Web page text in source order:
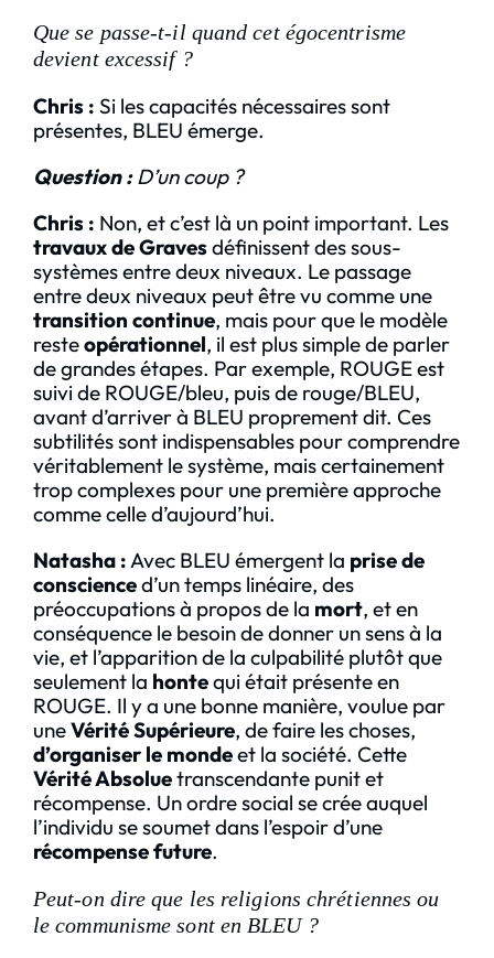
Que se passe-t-il quand cet égocentrisme
devient excessif ?
Chris : Si les capacités nécessaires sont
présentes, BLEU émerge.
Question :D’un coup ?
Chris : Non, et c’est là un point important. Les
travaux de Gravesdéfinissent des sous-
systèmes entre deux niveaux. Le passage
entre deux niveaux peut être vu comme une
transition continue, mais pour que le modèle
resteopérationnel, il est plus simple de parler
de grandes étapes. Par exemple, ROUGE est
suivi de ROUGE/bleu, puis de rouge/BLEU,
avant d’arriver à BLEU proprement dit. Ces
subtilités sont indispensables pour comprendre
véritablement le système, mais certainement
trop complexes pour une première approche
comme celle d’aujourd’hui.
Natasha :Avec BLEU émergent la prise de
conscienced’un temps linéaire, des
préoccupations à propos de la mort, et en
conséquence le besoin de donner un sens à la
vie, et l’apparition de la culpabilité plutôt que
seulement la hontequi était présente en
ROUGE. Il y a une bonne manière, voulue par
uneVérité Supérieure, de faire les choses,
d’organiser le mondeet la société. Cette
Vérité Absoluetranscendante punit et
récompense. Un ordre social se crée auquel
l’individu se soumet dans l’espoir d’une
récompense future.
Peut-on dire que les religions chrétiennes ou
le communisme sont en BLEU ?